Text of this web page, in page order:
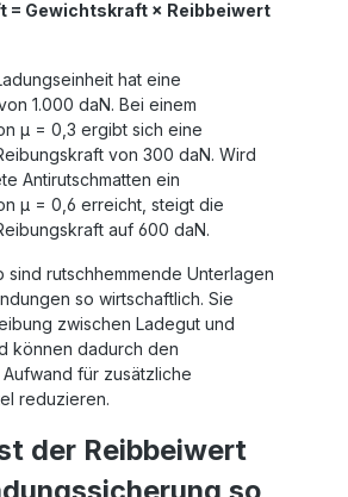
= Gewichtskraft × Reibbeiwert
hat eine
1.000 daN. Bei einem
µ = 0,3 ergibt sich eine
von 300 daN. Wird
Antirutschmatten ein
µ = 0,6 erreicht, steigt die
auf 600 daN.
sind rutschhemmende Unterlagen
so wirtschaftlich. Sie
zwischen Ladegut und
können dadurch den
für zusätzliche
reduzieren.
der Reibbeiwert